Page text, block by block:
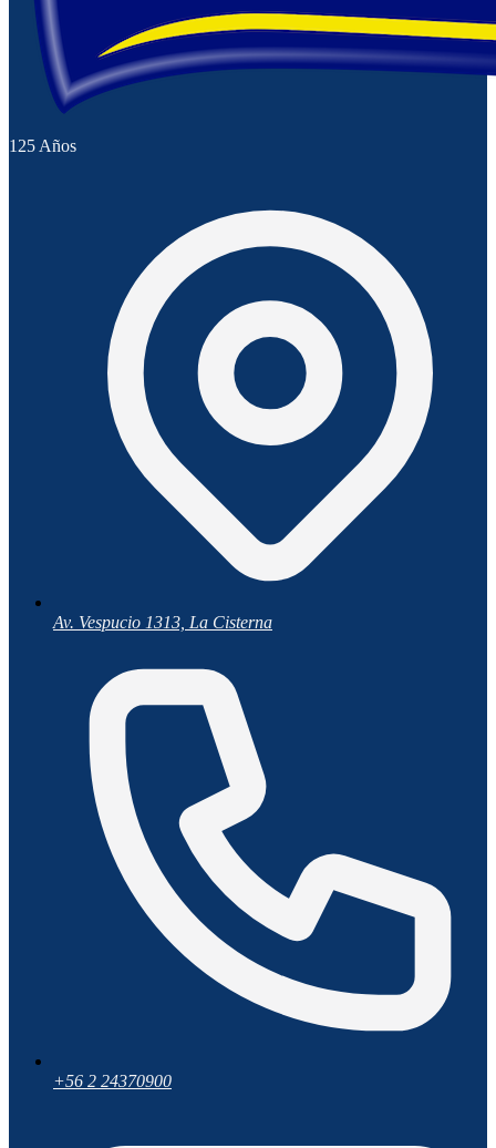
125 Años
Av. Vespucio 1313, La Cisterna
+56 2 24370900